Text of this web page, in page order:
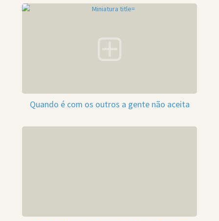
Quando é com os outros a gente não aceita